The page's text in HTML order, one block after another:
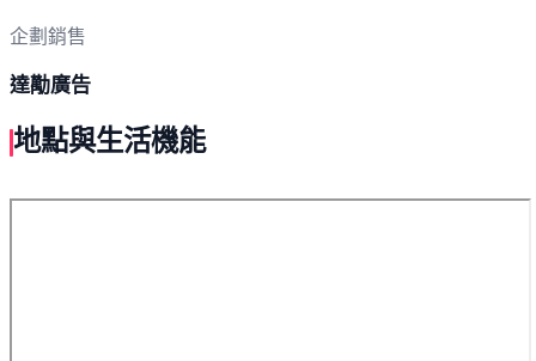
企劃銷售
達勱廣告
地點與生活機能